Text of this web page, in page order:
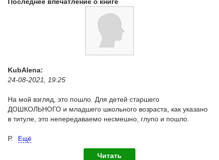
KubAlena:
24-08-2021, 19:25
На мой взгляд, это пошло. Для детей старшего
ДОШКОЛЬНОГО и младшего школьного возраста, как указано
в титуле, это непередаваемо несмешно, глупо и пошло.
P. Ещё
Читать